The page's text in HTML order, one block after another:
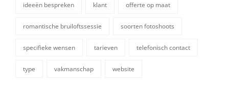
ideeën bespreken klant offerte op maat
romantische bruiloftssessie soorten fotoshoots
specifieke wensen tarieven telefonisch contact
type vakmanschap website